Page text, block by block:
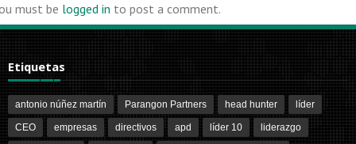
must be logged in to post a comment.
Etiquetas
antonio núñez martín Parangon Partners head hunter líder
CEO empresas directivos apd líder 10 liderazgo